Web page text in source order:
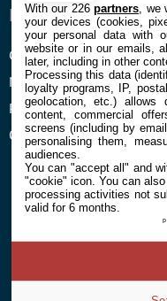
ENTREPRISE
Confidentialité et Cookies
Mentions légales et CGU
Préférences Cookies
Qui sommes nous
With our 226partners ,
your devices (cookies,
your personal data with
website or in our emails,
later, including in other
Processing this data
loyalty programs, IP,
geolocation, etc.) allows
content, commercial
screens (including by
personalising them,
audiences.
You can "accept all" and
"cookie" icon. You can
processing activities not
valid for 6 months.